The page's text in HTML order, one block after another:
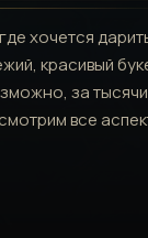
хочется
красивый
за
все